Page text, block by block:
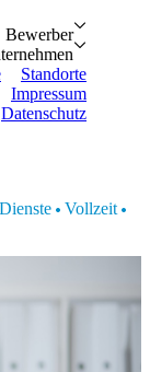
BewerberBewerber
Vorteile
Unternehmen
Personalanfrage
Standorte
Impressum
Datenschutz
Vollzeit